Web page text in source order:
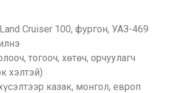
Cruiser 100, фургон, УАЗ-469
тогооч, хөтөч, орчуулагч
хэлтэй)
казак, монгол, европ